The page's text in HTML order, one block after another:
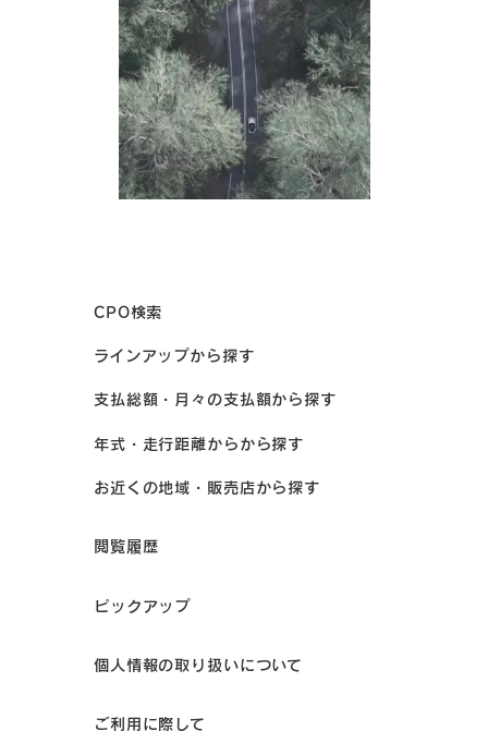
CPO検索
ラインアップから探す
支払総額・月々の支払額から探す
年式・走行距離からから探す
お近くの地域・販売店から探す
閲覧履歴
ピックアップ
個人情報の取り扱いについて
ご利用に際して